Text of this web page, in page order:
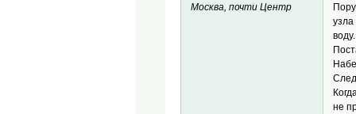
Москва, почти Центр
не